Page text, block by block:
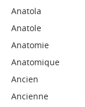
Anatola
Anatole
Anatomie
Anatomique
Ancien
Ancienne